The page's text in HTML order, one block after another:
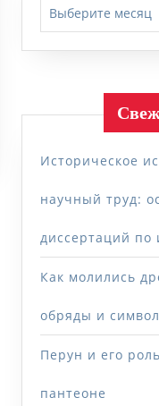
Историческое
научный труд:
диссертаций по
Как молились
обряды и
Перун и его
пантеоне